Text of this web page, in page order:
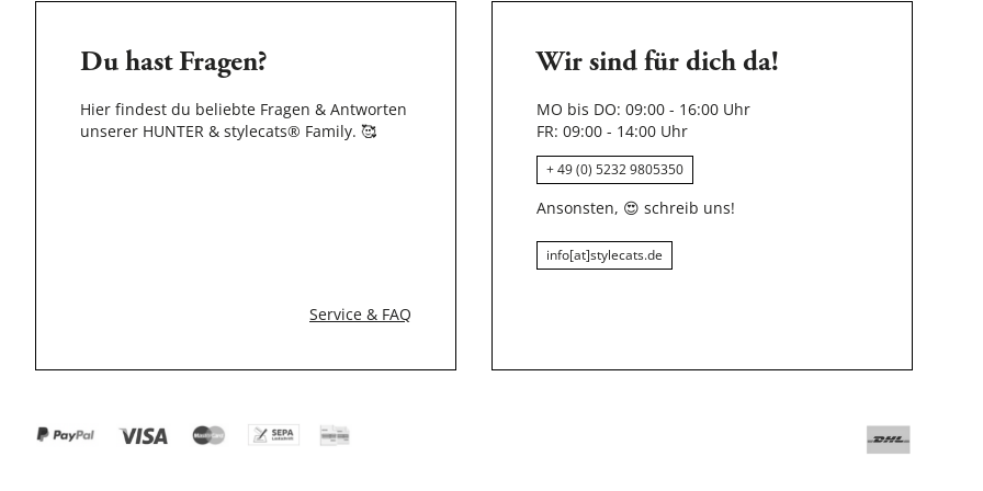
Du hast Fragen?
Hier findest du beliebte Fragen & Antworten
unserer HUNTER & stylecats® Family. 🥰
Service & FAQ
Wir sind für dich da!
MO bis DO: 09:00 - 16:00 Uhr
FR: 09:00 - 14:00 Uhr
+ 49 (0) 5232 9805350
Ansonsten, 😍 schreib uns!
info[at]stylecats.de